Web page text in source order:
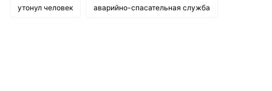
утонул человек аварийно-спасательная служба